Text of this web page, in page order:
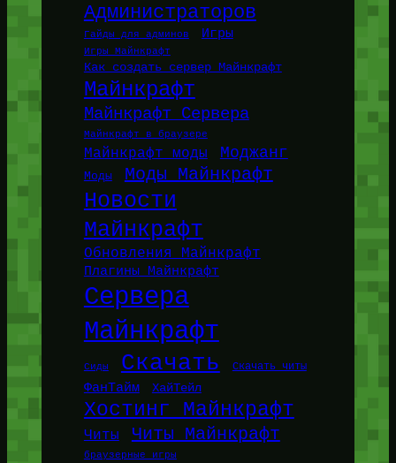
Администраторов
Гайды для админов Игры
Игры Майнкрафт
Как создать сервер Майнкрафт
Майнкрафт
Майнкрафт Сервера
Майнкрафт в браузере
Майнкрафт моды Моджанг
Моды Моды Майнкрафт
Новости
Майнкрафт
Обновления Майнкрафт
Плагины Майнкрафт
Сервера
Майнкрафт
Сиды Скачать Скачать читы
ФанТайм ХайТейл
Хостинг Майнкрафт
Читы Читы Майнкрафт
браузерные игры